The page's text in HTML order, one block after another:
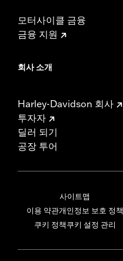
모터사이클 금융
금융 지원
회사 소개
Harley-Davidson 회사
투자자
딜러 되기
공장 투어
사이트맵
이용 약관개인정보 보호 정책
쿠키 정책쿠키 설정 관리